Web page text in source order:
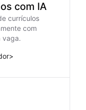
com IA
currículos
com
vaga.
>